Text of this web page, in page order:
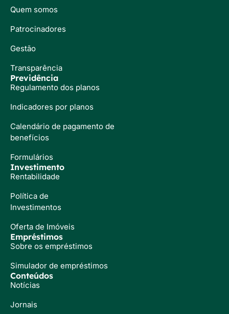
Quem somos
Patrocinadores
Gestão
Transparência
Previdência
Regulamento dos planos
Indicadores por planos
Calendário de pagamento de
benefícios
Formulários
Investimento
Rentabilidade
Política de
Investimentos
Oferta de Imóveis
Empréstimos
Sobre os empréstimos
Simulador de empréstimos
Conteúdos
Notícias
Jornais